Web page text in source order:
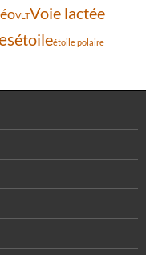
VLTVoie lactée
étoileétoile polaire